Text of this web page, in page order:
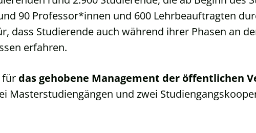
90 Professor*innen und 600 Lehrbeauftragten
dass Studierende auch während ihrer Phasen an
erfahren.
für das gehobene Management der öffentlichen
Masterstudiengängen und zwei